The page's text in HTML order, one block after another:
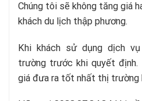
Chúng tôi sẽ không tăng giá
khách du lịch thập phương.
Khi khách sử dụng dịch
trường trước khi quyết
giá đưa ra tốt nhất thị trường